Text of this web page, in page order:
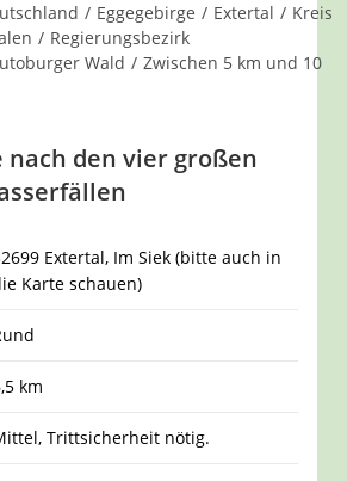
/ Eggegebirge / Extertal / Kreis
/ Regierungsbezirk
Wald / Zwischen 5 km und 10
nach den vier großen
Extertal, Im Siek (bitte auch in
Karte schauen)
km
Trittsicherheit nötig.